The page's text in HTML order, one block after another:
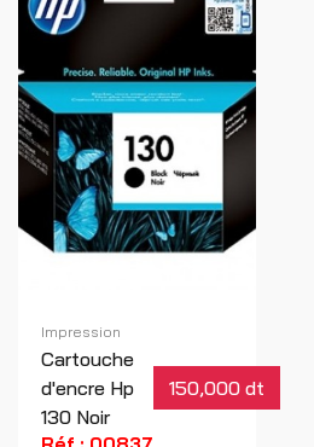
Impression
Cartouche
d'encre Hp
130 Noir
150,000 dt